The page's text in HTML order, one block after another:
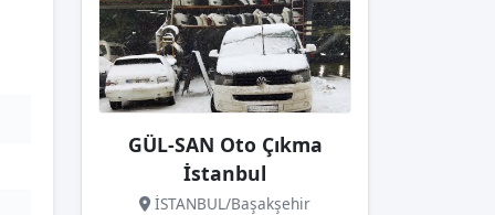
GÜL-SAN Oto Çıkma
İstanbul
İSTANBUL/Başakşehir